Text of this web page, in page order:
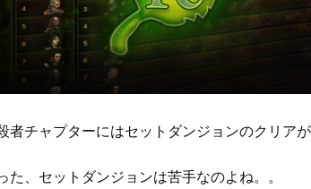
者チャプターにはセットダンジョンのクリアが
た、セットダンジョンは苦手なのよね。。